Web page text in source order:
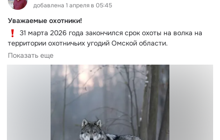
добавлена 1 апреля в 05:45
Уважаемые охотники!
31 марта 2026 года закончился срок охоты на волка на
территории охотничьих угодий Омской области.
Минприроды Омской области напоминает: не позднее 20
апреля 2026 года направьте сведения о добыче охотничьих
ресурсов по месту получения разрешения, а именно по
разрешениям, в которых указан последний из сроков охоты
– 31 марта 2026 года.
Отчёт обязателен даже при отсутствии добычи. Подача
сведений допускается любым доступным способом ( (лично,
посредством почтового отправления, курьерской службой и
Показать еще